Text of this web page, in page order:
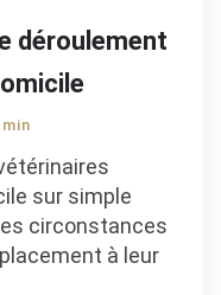
déroulement
sur simple
circonstances
à leur